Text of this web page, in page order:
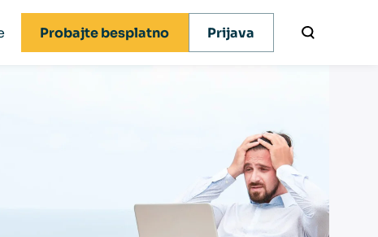
Probajte besplatno Prijava